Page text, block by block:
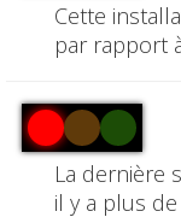
Cette
par rapport
La dernière
il y a plus de